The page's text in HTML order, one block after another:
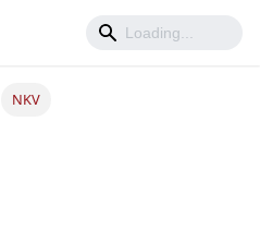
NKV